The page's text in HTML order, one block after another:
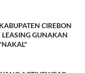
CIREBON
GUNAKAN